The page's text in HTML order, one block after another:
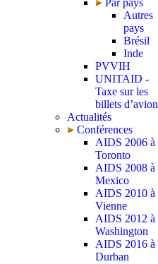
Par pays
Autres
pays
Brésil
Inde
PVVIH
UNITAID -
Taxe sur les
billets d’avion
Actualités
Conférences
AIDS 2006 à
Toronto
AIDS 2008 à
Mexico
AIDS 2010 à
Vienne
AIDS 2012 à
Washington
AIDS 2016 à
Durban